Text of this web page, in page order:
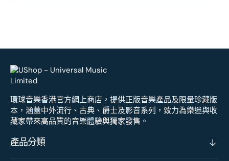
環球音樂香港官方網上商店，提供正版音樂產品及限量珍藏版
本，涵蓋中外流行、古典、爵士及影音系列，致力為樂迷與收
藏家帶來高品質的音樂體驗與獨家發售。
產品分類